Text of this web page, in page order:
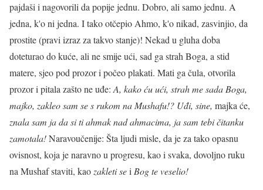
pajdaši i nagovorili da popije jednu. Dobro, ali samo jednu. A
jedna, k'o ni jedna. I tako otčepio Ahmo, k'o nikad, zasvinjio, da
prostite (pravi izraz za takvo stanje)! Nekad u gluha doba
doteturao do kuće, ali ne smije ući, sad ga strah Boga, a stid
matere, sjeo pod prozor i počeo plakati. Mati ga čula, otvorila
prozor i pitala zašto ne uđe: A, kako ću ući, strah me sada Boga,
majko, zakleo sam se s rukom na Mushafu!? Uđi, sine, majka će,
znala sam ja da si ti ahmak nad ahmacima, ja sam tebi čitanku
zamotala!Naravoučenije: Šta ljudi misle, da je za tako opasnu
ovisnost, koja je naravno u progresu, kao i svaka, dovoljno ruku
na Mushaf staviti, kao zakleti sei Bog te veselio!